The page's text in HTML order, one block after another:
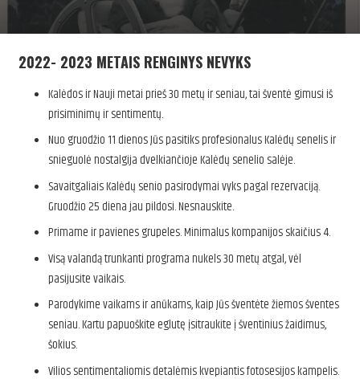
2022- 2023 METAIS RENGINYS NEVYKS
Kalėdos ir Nauji metai prieš 30 metų ir seniau, tai šventė gimusi iš
prisiminimų ir sentimentų.
Nuo gruodžio 11 dienos Jūs pasitiks profesionalus Kalėdų senelis ir
snieguolė nostalgija dvelkiančioje Kalėdų senelio salėje.
Savaitgaliais Kalėdų senio pasirodymai vyks pagal rezervaciją.
Gruodžio 25 diena jau pildosi. Nesnauskite.
Primame ir pavienes grupeles. Minimalus kompanijos skaičius 4.
Visą valandą trunkanti programa nukels 30 metų atgal, vėl
pasijusite vaikais.
Parodykime vaikams ir anūkams, kaip Jūs šventėte žiemos šventes
seniau. Kartu papuoškite eglutę įsitraukite į šventinius žaidimus,
šokius.
Vilios sentimentaliomis detalėmis kvepiantis fotosesijos kampelis.